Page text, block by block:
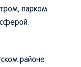
парком
районе